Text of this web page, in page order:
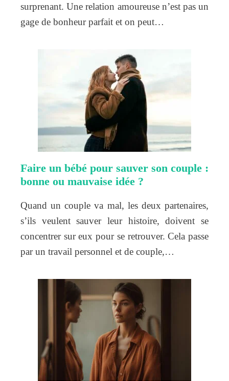
surprenant. Une relation amoureuse n’est pas un
gage de bonheur parfait et on peut…
Faire un bébé pour sauver son couple :
bonne ou mauvaise idée ?
Quand un couple va mal, les deux partenaires,
s’ils veulent sauver leur histoire, doivent se
concentrer sur eux pour se retrouver. Cela passe
par un travail personnel et de couple,…